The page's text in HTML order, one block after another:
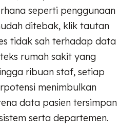
seperti penggunaan
ditebak, klik tautan
tidak sah terhadap data
rumah sakit yang
ribuan staf, setiap
menimbulkan
data pasien tersimpan
serta departemen.